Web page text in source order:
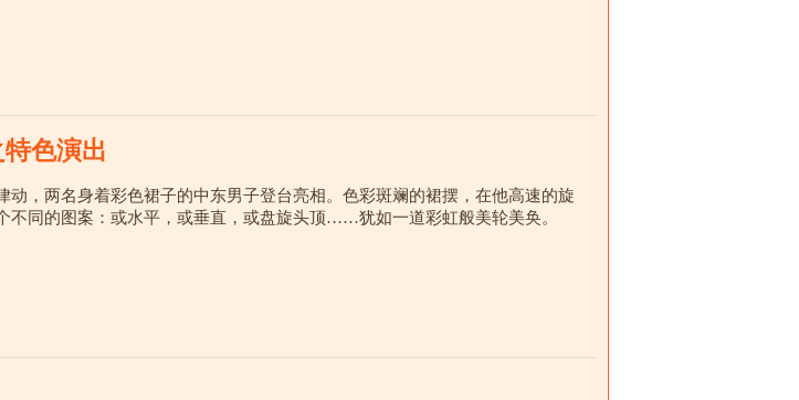
色演出
动，两名身着彩色裙子的中东男子登台亮相。色彩斑斓的裙摆，在他高速的旋
不同的图案：或水平，或垂直，或盘旋头顶……犹如一道彩虹般美轮美奂。